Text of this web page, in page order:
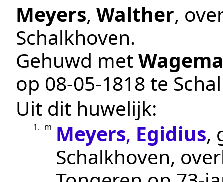
Meyers, Walther,
Schalkhoven.
Gehuwd met
op 08‑05‑1818 te
Uit dit huwelijk:
1. m Meyers, Egidius,
Schalkhoven,